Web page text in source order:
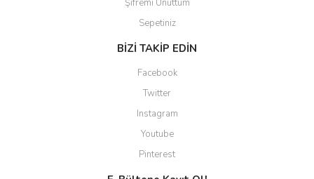
Şifremi Unuttum
Sepetiniz
BİZİ TAKİP EDİN
Facebook
Twitter
Instagram
Youtube
Pinterest